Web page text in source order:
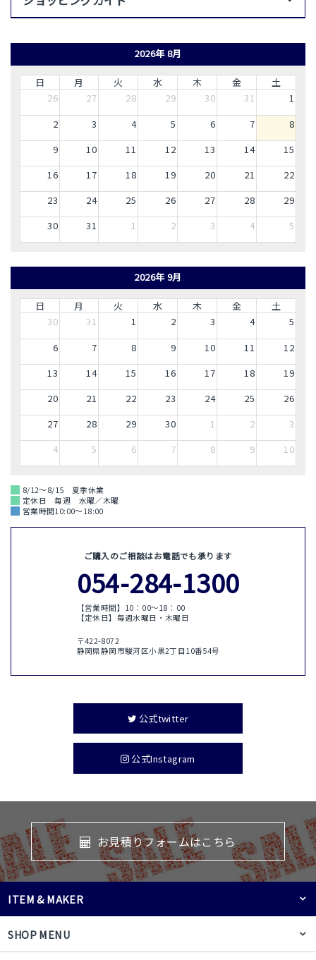
2026年 8月
日 月 火 水 木 金
土
26
27 28 29 30 31
1
2
3 4 5 6 7
8
9
10 11 12 13 14
15
16
17 18 19 20 21
22
23
24 25 26 27 28
29
30
31 1 2 3 4 5
2026年 9月
日 月 火 水 木 金
土
30
31 1 2 3 4
5
6
7 8 9 10 11
12
13
14 15 16 17 18
19
20
21 22 23 24 25
26
27
28 29 30 1 2
3
4
5 6 7 8 9 10
8/12～8/15 夏季休業
定休日 毎週 水曜／木曜
営業時間10:00～18:00
ご購入のご相談はお電話でも承ります
054-284-1300
【営業時間】10：00〜18：00
【定休日】毎週水曜日・木曜日
〒422-8072
静岡県静岡市駿河区小黒2丁目10番54号
公式twitter
公式Instagram
お見積りフォームはこちら
SHOP MENU
ITEM & MAKER